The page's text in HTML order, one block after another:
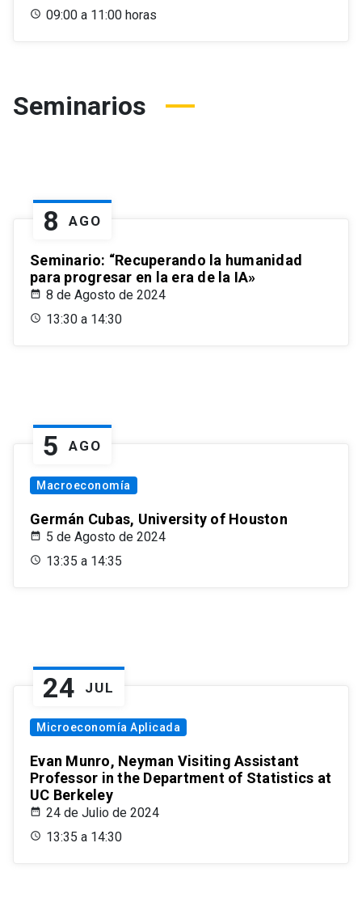
09:00 a 11:00 horas
Seminarios
8 AGO
Seminario: “Recuperando la humanidad
para progresar en la era de la IA»
8 de Agosto de 2024
13:30 a 14:30
5 AGO
Macroeconomía
Germán Cubas, University of Houston
5 de Agosto de 2024
13:35 a 14:35
24 JUL
Microeconomía Aplicada
Evan Munro, Neyman Visiting Assistant
Professor in the Department of Statistics at
UC Berkeley
24 de Julio de 2024
13:35 a 14:30